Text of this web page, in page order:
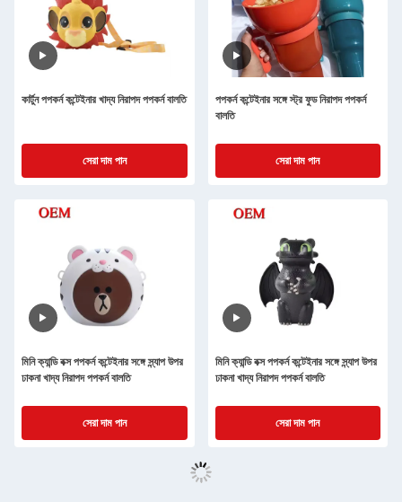
কার্টুন পপকর্ন কন্টেইনার খাদ্য নিরাপদ পপকর্ন বালতি
সেরা দাম পান
পপকর্ন কন্টেইনার সঙ্গে স্ট্র ফুড নিরাপদ পপকর্ন
বালতি
সেরা দাম পান
মিনি ক্যান্ডি বক্স পপকর্ন কন্টেইনার সঙ্গে স্ন্যাপ উপর
ঢাকনা খাদ্য নিরাপদ পপকর্ন বালতি
সেরা দাম পান
মিনি ক্যান্ডি বক্স পপকর্ন কন্টেইনার সঙ্গে স্ন্যাপ উপর
ঢাকনা খাদ্য নিরাপদ পপকর্ন বালতি
সেরা দাম পান